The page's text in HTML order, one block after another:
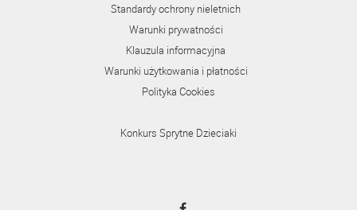
Standardy ochrony nieletnich
Warunki prywatności
Klauzula informacyjna
Warunki użytkowania i płatności
Polityka Cookies
Konkurs Sprytne Dzieciaki